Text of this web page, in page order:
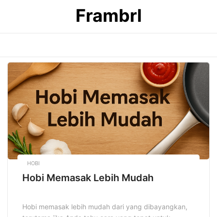
Frambrl
HOBI
Hobi Memasak Lebih Mudah
Hobi memasak lebih mudah dari yang dibayangkan,